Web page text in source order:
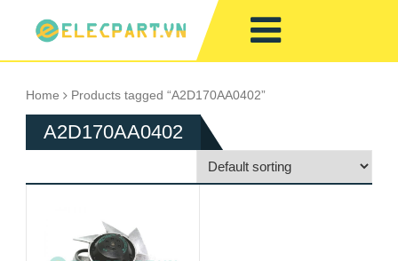
Home Products tagged “A2D170AA0402”
A2D170AA0402